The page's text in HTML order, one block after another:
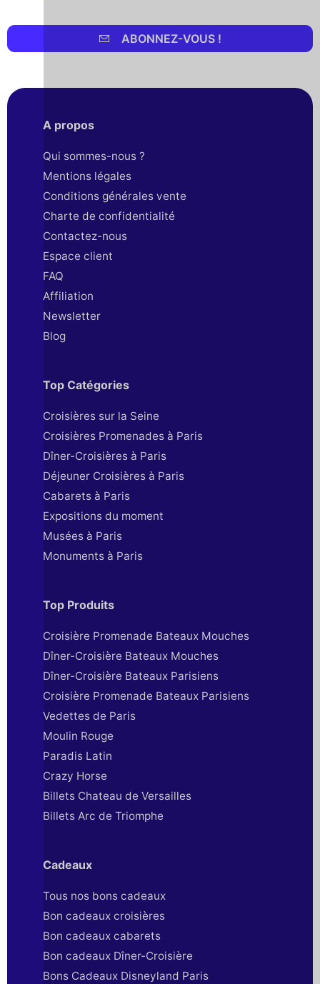
ABONNEZ-VOUS !
A propos
Qui sommes-nous ?
Mentions légales
Conditions générales vente
Charte de confidentialité
Contactez-nous
Espace client
FAQ
Affiliation
Newsletter
Blog
Top Catégories
Croisières sur la Seine
Croisières Promenades à Paris
Dîner-Croisières à Paris
Déjeuner Croisières à Paris
Cabarets à Paris
Expositions du moment
Musées à Paris
Monuments à Paris
Top Produits
Croisière Promenade Bateaux Mouches
Dîner-Croisière Bateaux Mouches
Dîner-Croisière Bateaux Parisiens
Croisière Promenade Bateaux Parisiens
Vedettes de Paris
Moulin Rouge
Paradis Latin
Crazy Horse
Billets Chateau de Versailles
Billets Arc de Triomphe
Cadeaux
Tous nos bons cadeaux
Bon cadeaux croisières
Bon cadeaux cabarets
Bon cadeaux Dîner-Croisière
Bons Cadeaux Disneyland Paris